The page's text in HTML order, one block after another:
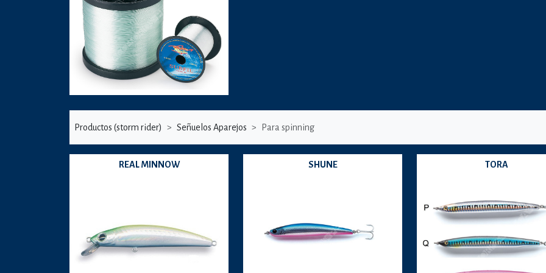
Productos (storm rider) Señuelos Aparejos Para spinning
REAL MINNOW SHUNE TORA